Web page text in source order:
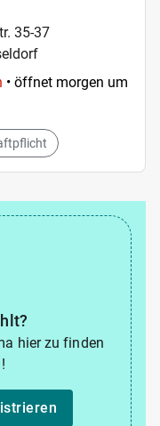
35-37
• öffnet morgen um
hier zu finden